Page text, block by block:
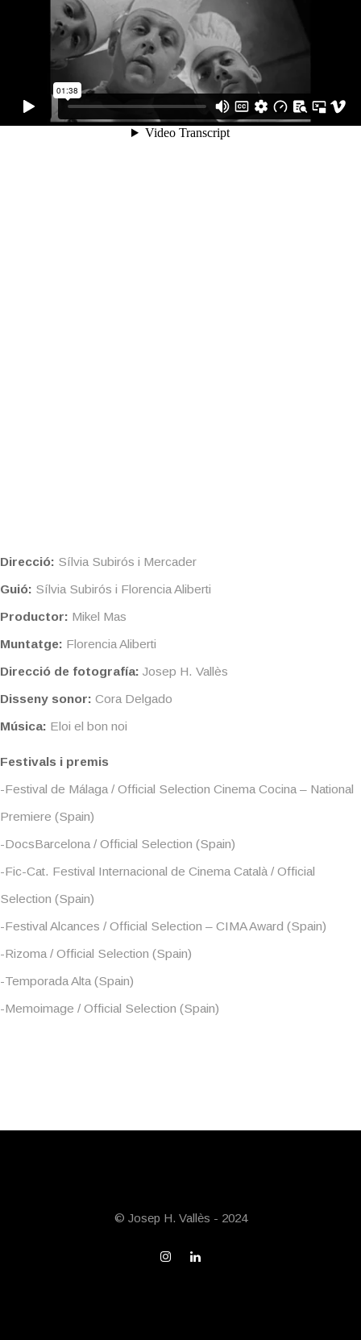
Direcció: Sílvia Subirós i Mercader
Guió: Sílvia Subirós i Florencia Aliberti
Productor: Mikel Mas
Muntatge: Florencia Aliberti
Direcció de fotografía: Josep H. Vallès
Disseny sonor: Cora Delgado
Música: Eloi el bon noi​​
Festivals i premis
-Festival de Málaga / Official Selection Cinema Cocina – National
Premiere (Spain)
-DocsBarcelona / Official Selection (Spain)
-Fic-Cat. Festival Internacional de Cinema Català / Official
Selection (Spain)
-Festival Alcances / Official Selection – CIMA Award (Spain)
-Rizoma / Official Selection (Spain)
-Temporada Alta (Spain)
-Memoimage / Official Selection (Spain)
© Josep H. Vallès - 2024